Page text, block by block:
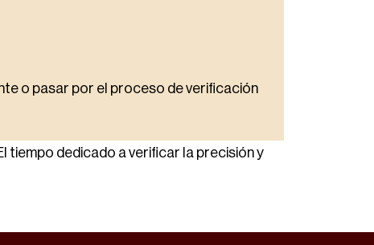
o pasar por el proceso de verificación
tiempo dedicado a verificar la precisión y